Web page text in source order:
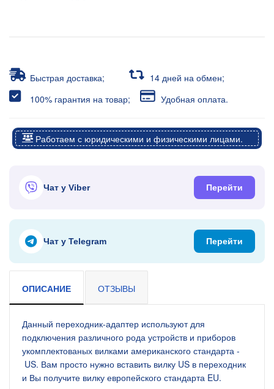
Быстрая доставка;
14 дней на обмен;
100% гарантия на товар;
Удобная оплата.
Работаем с юридическими и физическими лицами.
Чат у Viber Перейти
Чат у Telegram Перейти
ОПИСАНИЕ ОТЗЫВЫ
Данный переходник-адаптер используют для
подключения различного рода устройств и приборов
укомплектованых вилками американского стандарта -
US. Вам просто нужно вставить вилку US в переходник
и Вы получите вилку европейского стандарта EU.